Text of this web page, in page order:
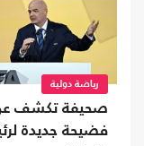
رياضة دولية
صحيفة تكشف
فضيحة جديدة